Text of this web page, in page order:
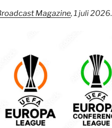
Magazine, 1 juli 2026.